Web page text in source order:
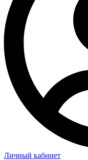
Личный кабинет